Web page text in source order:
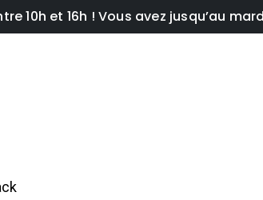
10h et 16h ! Vous avez jusqu’au